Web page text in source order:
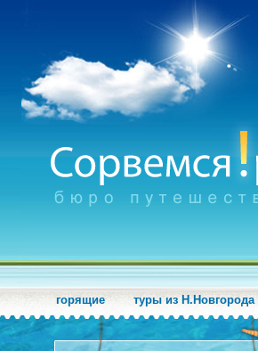
горящие туры из Н.Новгорода